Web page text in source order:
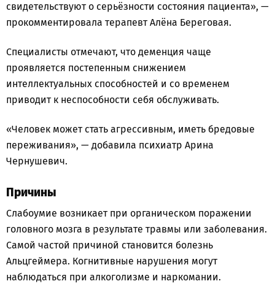
свидетельствуют о серьёзности состояния пациента», —
прокомментировала терапевт Алёна Береговая.
Специалисты отмечают, что деменция чаще
проявляется постепенным снижением
интеллектуальных способностей и со временем
приводит к неспособности себя обслуживать.
«Человек может стать агрессивным, иметь бредовые
переживания», — добавила психиатр Арина
Чернушевич.
Причины
Слабоумие возникает при органическом поражении
головного мозга в результате травмы или заболевания.
Самой частой причиной становится болезнь
Альцгеймера. Когнитивные нарушения могут
наблюдаться при алкоголизме и наркомании.